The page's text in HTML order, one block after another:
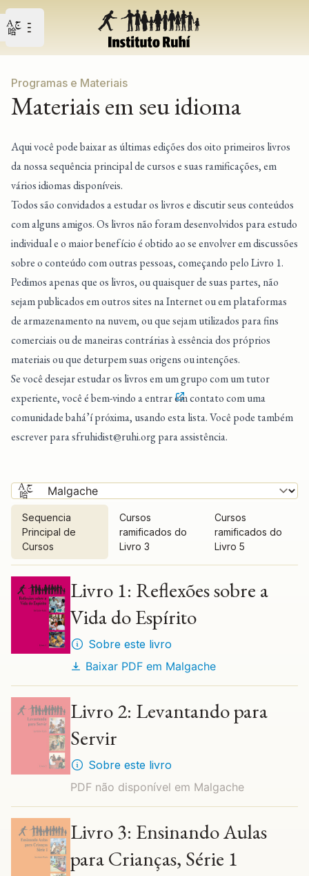
Abrir o menu principal
Open user menu
Programas e Materiais
Materiais em seu idioma
Aqui você pode baixar as últimas edições dos oito primeiros livros
da nossa sequência principal de cursos e suas ramificações, em
vários idiomas disponíveis.
Todos são convidados a estudar os livros e discutir seus conteúdos
com alguns amigos. Os livros não foram desenvolvidos para estudo
individual e o maior benefício é obtido ao se envolver em discussões
sobre o conteúdo com outras pessoas, começando pelo Livro 1.
Pedimos apenas que os livros, ou quaisquer de suas partes, não
sejam publicados em outros sites na Internet ou em plataformas
de armazenamento na nuvem, ou que sejam utilizados para fins
comerciais ou de maneiras contrárias à essência dos próprios
materiais ou que deturpem suas origens ou intenções.
Se você desejar estudar os livros em um grupo com um tutor
experiente, você é bem-vindo a entrarem contato com uma
comunidade bahá’í próxima, usando esta lista. Você pode também
escrever parasfruhidist@ruhi.orgpara assistência.
Sequencia
Principal de
Cursos
Cursos
ramificados do
Livro 3
Cursos
ramificados do
Livro 5
Livro 1: Reflexões sobre a
Vida do Espírito
Sobre este livro
Baixar PDF em Malgache
Livro 2: Levantando para
Servir
Sobre este livro
PDF não disponível em Malgache
Livro 3: Ensinando Aulas
para Crianças, Série 1